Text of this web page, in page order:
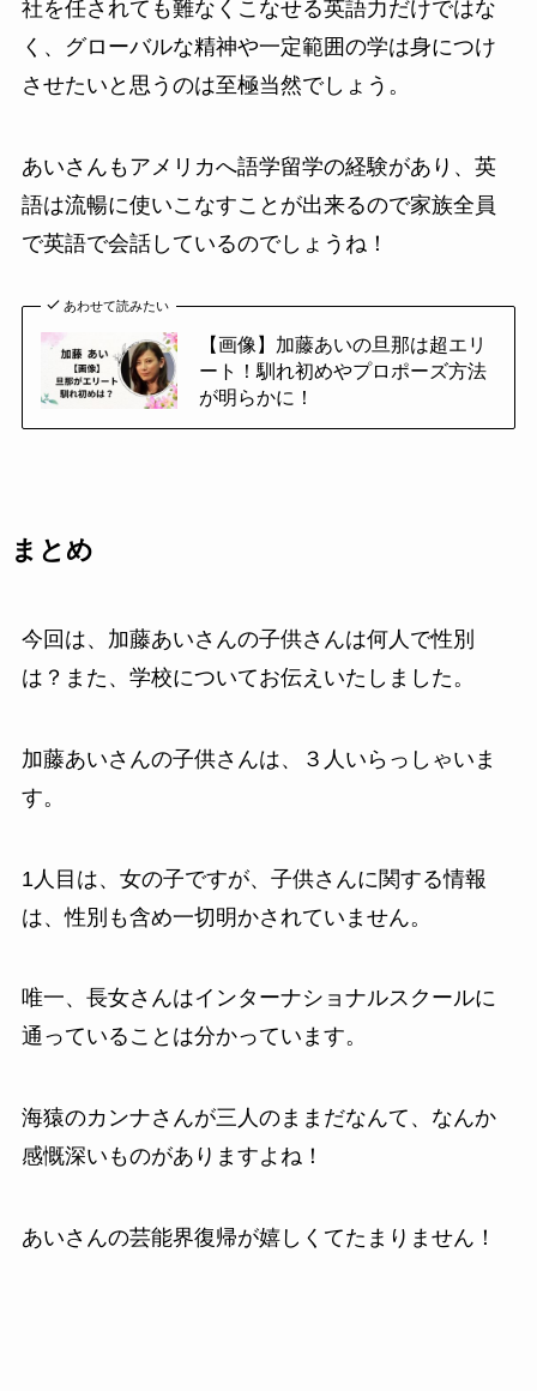
社を任されても難なくこなせる英語力だけではな
く、グローバルな精神や一定範囲の学は身につけ
させたいと思うのは至極当然でしょう。
あいさんもアメリカへ語学留学の経験があり、英
語は流暢に使いこなすことが出来るので家族全員
で英語で会話しているのでしょうね！
あわせて読みたい
【画像】加藤あいの旦那は超エリ
ート！馴れ初めやプロポーズ方法
が明らかに！
まとめ
今回は、加藤あいさんの子供さんは何人で性別
は？また、学校についてお伝えいたしました。
加藤あいさんの子供さんは、３人いらっしゃいま
す。
1人目は、女の子ですが、子供さんに関する情報
は、性別も含め一切明かされていません。
唯一、長女さんはインターナショナルスクールに
通っていることは分かっています。
海猿のカンナさんが三人のままだなんて、なんか
感慨深いものがありますよね！
あいさんの芸能界復帰が嬉しくてたまりません！